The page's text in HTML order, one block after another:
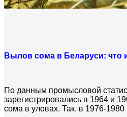
Вылов сома в Беларуси: что
По данным промысловой
зарегистрировались в 1964 и
сома в уловах. Так, в 1976-